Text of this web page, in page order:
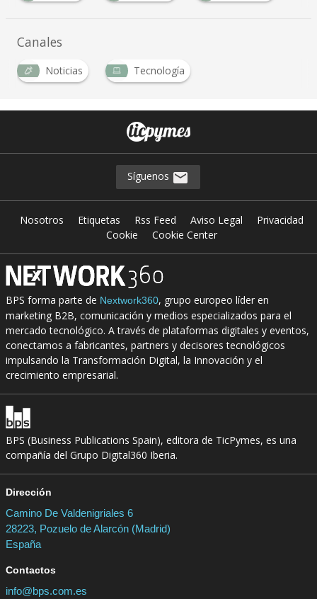
Canales
Noticias Tecnología
Síguenos
Nosotros Etiquetas Rss Feed Aviso Legal
Privacidad
Cookie
Cookie Center
BPS forma parte de Nextwork360, grupo europeo líder en
marketing B2B, comunicación y medios especializados para el
mercado tecnológico. A través de plataformas digitales y eventos,
conectamos a fabricantes, partners y decisores tecnológicos
impulsando la Transformación Digital, la Innovación y el
crecimiento empresarial.
BPS (Business Publications Spain), editora de TicPymes, es una
compañía del Grupo Digital360 Iberia.
Dirección
Camino De Valdenigriales 6
28223, Pozuelo de Alarcón (Madrid)
España
Contactos
info@bps.com.es